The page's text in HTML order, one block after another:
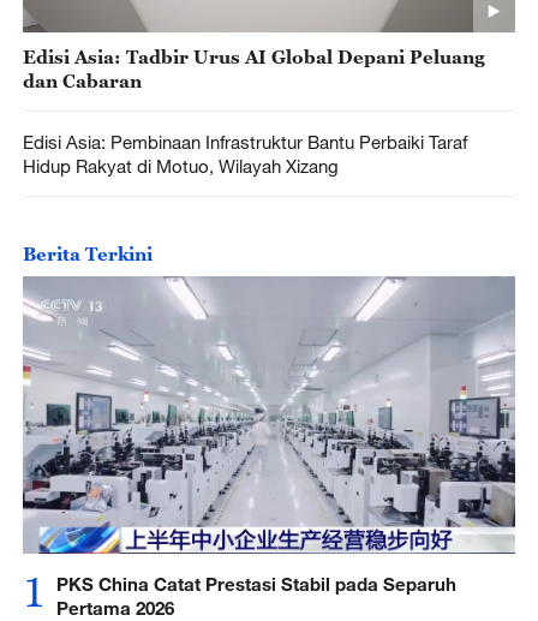
Edisi Asia: Tadbir Urus AI Global Depani Peluang
dan Cabaran
Edisi Asia: Pembinaan Infrastruktur Bantu Perbaiki Taraf
Hidup Rakyat di Motuo, Wilayah Xizang
Berita Terkini
1
PKS China Catat Prestasi Stabil pada Separuh
Pertama 2026